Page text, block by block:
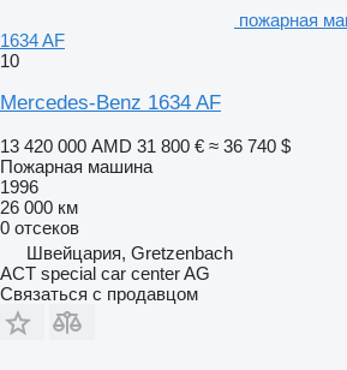
пожарная
1634 AF
10
Mercedes-Benz 1634 AF
13 420 000 AMD 31 800 € ≈ 36 740 $
Пожарная машина
1996
26 000 км
0 отсеков
Швейцария, Gretzenbach
ACT special car center AG
Связаться с продавцом